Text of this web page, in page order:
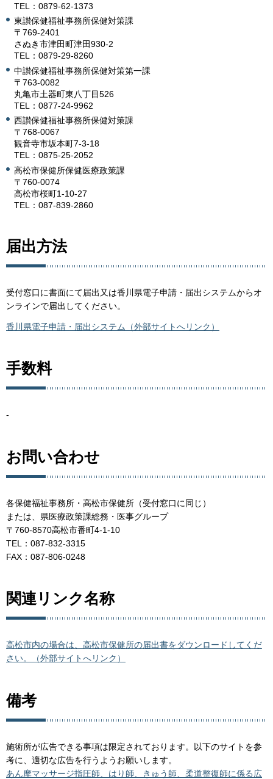
TEL：0879-62-1373
東讃保健福祉事務所保健対策課
〒769-2401
さぬき市津田町津田930-2
TEL：0879-29-8260
中讃保健福祉事務所保健対策第一課
〒763-0082
丸亀市土器町東八丁目526
TEL：0877-24-9962
西讃保健福祉事務所保健対策課
〒768-0067
観音寺市坂本町7-3-18
TEL：0875-25-2052
高松市保健所保健医療政策課
〒760-0074
高松市桜町1-10-27
TEL：087-839-2860
届出方法
受付窓口に書面にて届出又は香川県電子申請・届出システムからオ
ンラインで届出してください。
香川県電子申請・届出システム（外部サイトへリンク）
手数料
-
お問い合わせ
各保健福祉事務所・高松市保健所（受付窓口に同じ）
または、県医療政策課総務・医事グループ
〒760-8570高松市番町4-1-10
TEL：087-832-3315
FAX：087-806-0248
関連リンク名称
高松市内の場合は、高松市保健所の届出書をダウンロードしてくだ
さい。（外部サイトへリンク）
備考
施術所が広告できる事項は限定されております。以下のサイトを参
考に、適切な広告を行うようお願いします。
あん摩マッサージ指圧師、はり師、きゅう師、柔道整復師に係る広